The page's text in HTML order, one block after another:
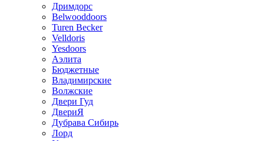
Дримдорс
Belwooddoors
Turen Becker
Velldoris
Yesdoors
Аэлита
Бюджетные
Владимирские
Волжские
Двери Гуд
ДвериЯ
Дубрава Сибирь
Лорд